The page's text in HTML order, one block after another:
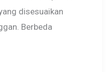
disesuaikan
Berbeda